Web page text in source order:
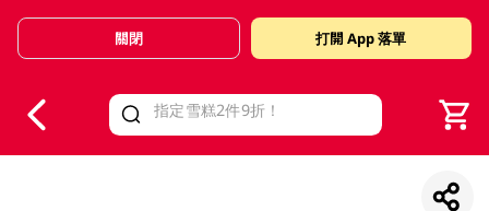
Valid Until 30 June 2026
關閉 打開 App 落單